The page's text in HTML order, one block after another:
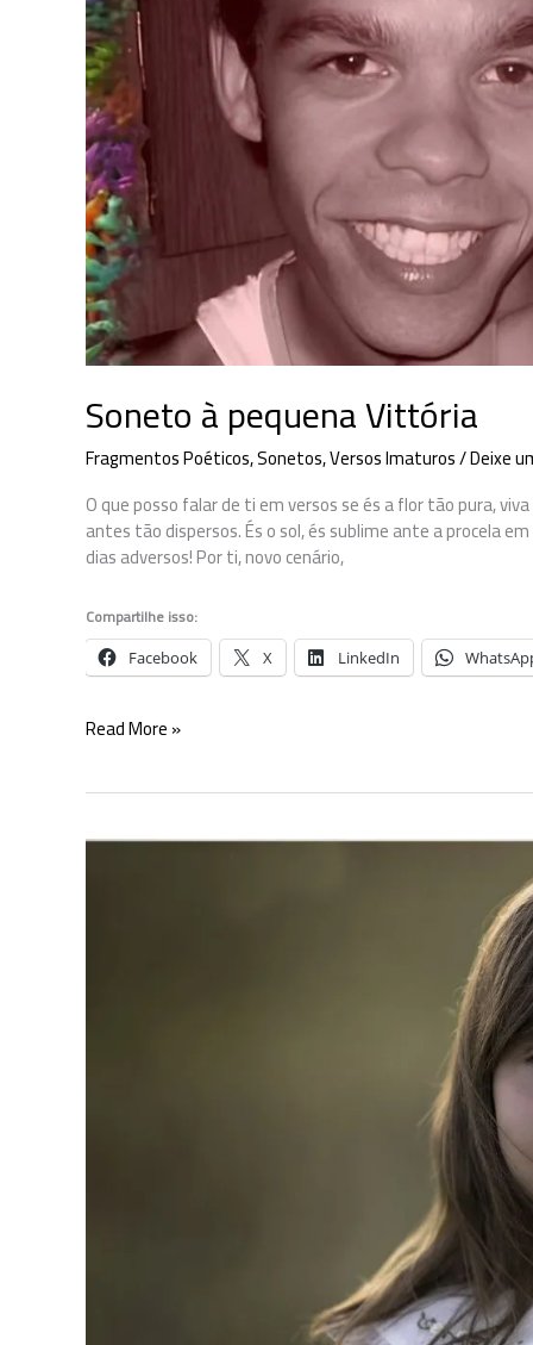
Soneto à pequena Vittória
Fragmentos Poéticos,Sonetos,Versos Imaturos/Deixe
O que posso falar de ti em versos se és a flor tão pura,
antes tão dispersos. És o sol, és sublime ante a procela
dias adversos! Por ti, novo cenário,
Compartilhe isso:
Facebook X LinkedIn
Soneto
Read More »